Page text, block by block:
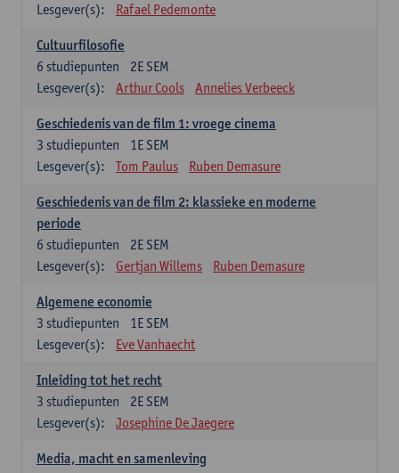
Lesgever(s):
Rafael Pedemonte
Cultuurfilosofie
2E SEM
6 studiepunten
Lesgever(s):
Arthur Cools Annelies Verbeeck
Geschiedenis van de film 1: vroege cinema
1E SEM
3 studiepunten
Lesgever(s):
Tom Paulus Ruben Demasure
Geschiedenis van de film 2: klassieke en moderne
periode
2E SEM
6 studiepunten
Lesgever(s):
Gertjan Willems Ruben Demasure
Algemene economie
1E SEM
3 studiepunten
Lesgever(s):
Eve Vanhaecht
Inleiding tot het recht
2E SEM
3 studiepunten
Lesgever(s):
Josephine De Jaegere
Media, macht en samenleving